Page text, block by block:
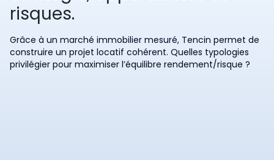
risques.
Grâce à un marché immobilier mesuré, Tencin permet de
construire un projet locatif cohérent. Quelles typologies
privilégier pour maximiser l’équilibre rendement/risque ?